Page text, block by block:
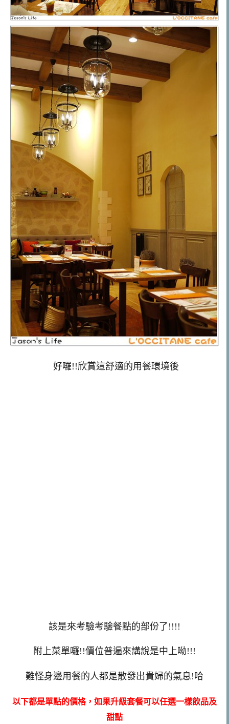
好囉!!欣賞這舒適的用餐環境後
該是來考驗考驗餐點的部份了!!!!
附上菜單囉!!價位普遍來講說是中上呦!!!
難怪身邊用餐的人都是散發出貴婦的氣息!哈
以下都是單點的價格，如果升級套餐可以任選一樣飲品及
甜點